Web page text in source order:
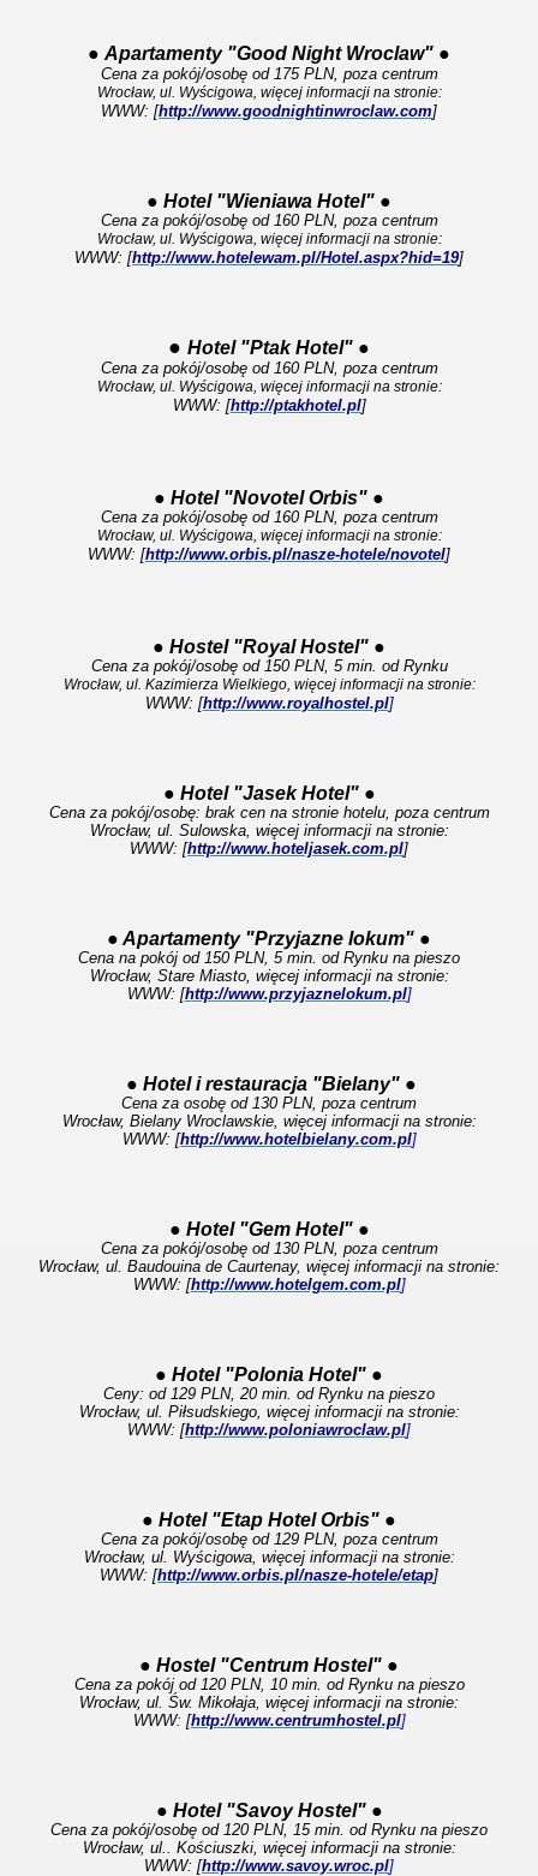
● Apartamenty "Good Night Wroclaw" ●
Cena za pokój/osobę od 175 PLN, poza centrum
Wrocław, ul. Wyścigowa, więcej informacji na stronie:
WWW: [http://www.goodnightinwroclaw.com]
● Hotel "Wieniawa Hotel" ●
Cena za pokój/osobę od 160 PLN, poza centrum
Wrocław, ul. Wyścigowa, więcej informacji na stronie:
WWW: [http://www.hotelewam.pl/Hotel.aspx?hid=19]
● Hotel "Ptak Hotel" ●
Cena za pokój/osobę od 160 PLN, poza centrum
Wrocław, ul. Wyścigowa, więcej informacji na stronie:
WWW: [http://ptakhotel.pl]
● Hotel "Novotel Orbis" ●
Cena za pokój/osobę od 160 PLN, poza centrum
Wrocław, ul. Wyścigowa, więcej informacji na stronie:
WWW: [http://www.orbis.pl/nasze-hotele/novotel]
● Hostel "Royal Hostel" ●
Cena za pokój/osobę od 150 PLN, 5 min. od Rynku
Wrocław, ul. Kazimierza Wielkiego, więcej informacji na stronie:
WWW: [http://www.royalhostel.pl]
● Hotel "Jasek Hotel" ●
Cena za pokój/osobę: brak cen na stronie hotelu, poza centrum
Wrocław, ul. Sulowska, więcej informacji na stronie:
WWW: [http://www.hoteljasek.com.pl]
● Apartamenty "Przyjazne lokum" ●
Cena na pokój od 150 PLN, 5 min. od Rynku na pieszo
Wrocław, Stare Miasto, więcej informacji na stronie:
WWW: [http://www.przyjaznelokum.pl]
● Hotel i restauracja "Bielany" ●
Cena za osobę od 130 PLN, poza centrum
Wrocław, Bielany Wroclawskie, więcej informacji na stronie:
WWW: [http://www.hotelbielany.com.pl]
● Hotel "Gem Hotel" ●
Cena za pokój/osobę od 130 PLN, poza centrum
Wrocław, ul. Baudouina de Caurtenay, więcej informacji na stronie:
WWW: [http://www.hotelgem.com.pl]
● Hotel "Polonia Hotel" ●
Ceny: od 129 PLN, 20 min. od Rynku na pieszo
Wrocław, ul. Piłsudskiego, więcej informacji na stronie:
WWW: [http://www.poloniawroclaw.pl]
● Hotel "Etap Hotel Orbis" ●
Cena za pokój/osobę od 129 PLN, poza centrum
Wrocław, ul. Wyścigowa, więcej informacji na stronie:
WWW: [http://www.orbis.pl/nasze-hotele/etap]
● Hostel "Centrum Hostel" ●
Cena za pokój od 120 PLN, 10 min. od Rynku na pieszo
Wrocław, ul. Św. Mikołaja, więcej informacji na stronie:
WWW: [http://www.centrumhostel.pl]
● Hotel "Savoy Hostel" ●
Cena za pokój/osobę od 120 PLN, 15 min. od Rynku na pieszo
Wrocław, ul.. Kościuszki, więcej informacji na stronie:
WWW: [http://www.savoy.wroc.pl]